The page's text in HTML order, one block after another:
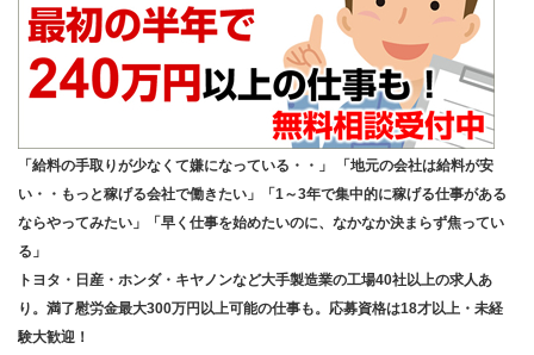
「給料の手取りが少なくて嫌になっている・・」 「地元の会社は給料が安
い・・もっと稼げる会社で働きたい」「1～3年で集中的に稼げる仕事がある
ならやってみたい」「早く仕事を始めたいのに、なかなか決まらず焦ってい
る」
トヨタ・日産・ホンダ・キヤノンなど大手製造業の工場40社以上の求人あ
り。満了慰労金最大300万円以上可能の仕事も。応募資格は18才以上・未経
験大歓迎！